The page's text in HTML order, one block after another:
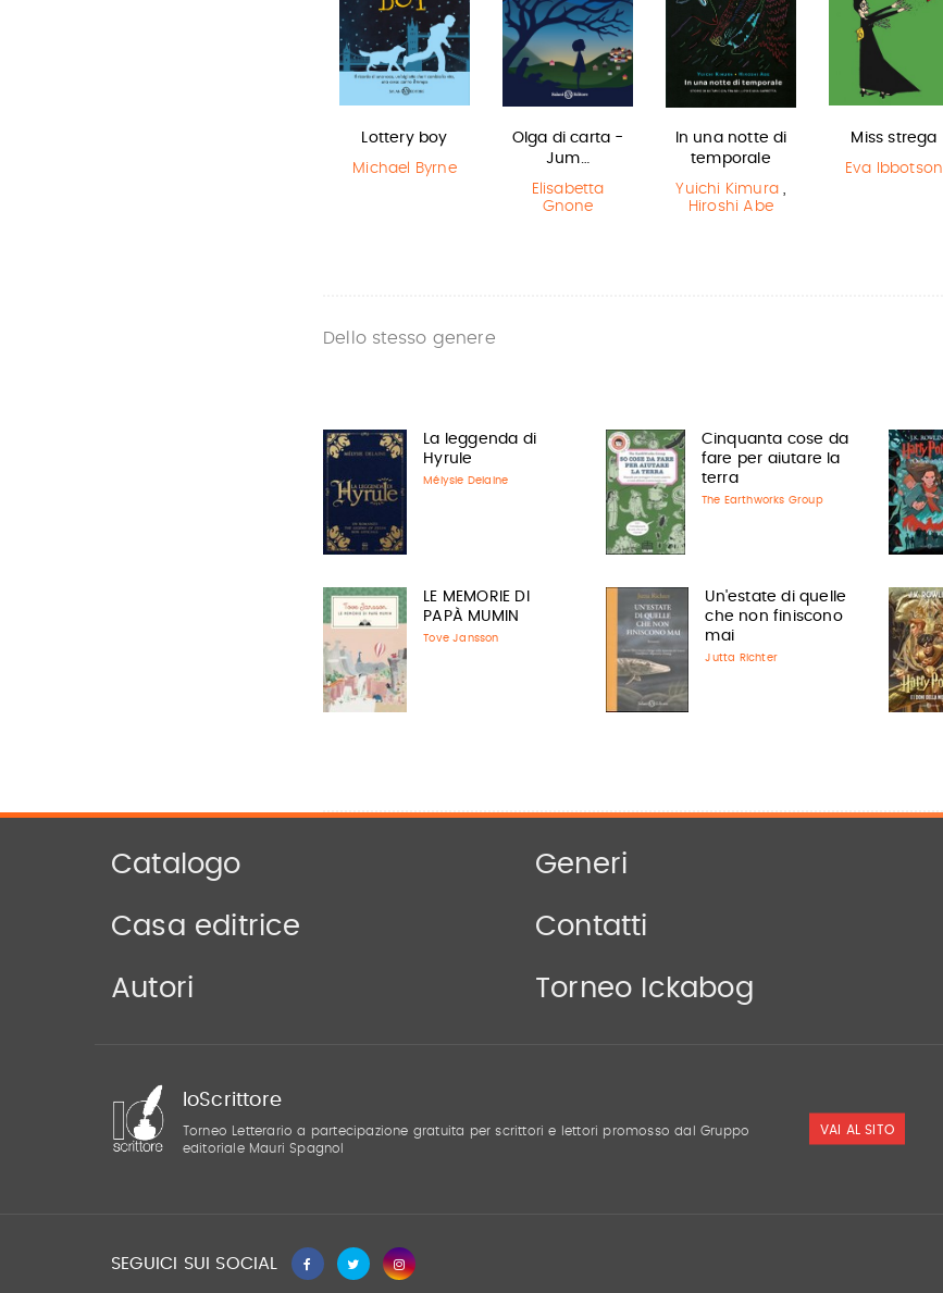
Lottery boy
Michael Byrne
Olga di carta -
Jum…
Elisabetta
Gnone
In una notte di
temporale
Yuichi Kimura ,
Hiroshi Abe
Miss strega
Eva Ibbotson
Dello stesso genere
La leggenda di
Hyrule
Mélysie Delaine
Cinquanta cose da
fare per aiutare la
terra
The Earthworks Group
LE MEMORIE DI
PAPÀ MUMIN
Tove Jansson
Un'estate di quelle
che non finiscono
mai
Jutta Richter
Catalogo Generi
Casa editrice Contatti
Autori Torneo Ickabog
IoScrittore
Torneo Letterario a partecipazione gratuita per scrittori e lettori promosso dal Gruppo
editoriale Mauri Spagnol
VAI AL SITO
SEGUICI SUI SOCIAL